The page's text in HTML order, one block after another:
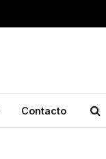
Contacto